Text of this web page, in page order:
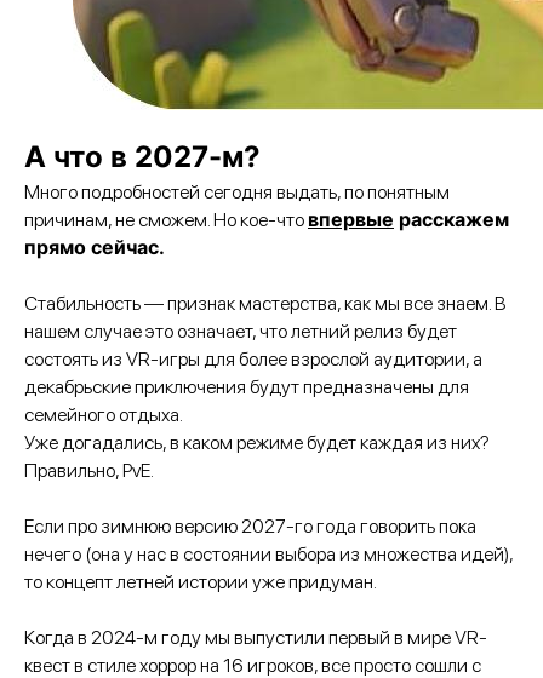
А что в 2027-м?
Много подробностей сегодня выдать, по понятным
причинам, не сможем. Но кое-что впервые расскажем
прямо сейчас.
Стабильность — признак мастерства, как мы все знаем. В
нашем случае это означает, что летний релиз будет
состоять из VR-игры для более взрослой аудитории, а
декабрьские приключения будут предназначены для
семейного отдыха.
Уже догадались, в каком режиме будет каждая из них?
Правильно, PvE.
Если про зимнюю версию 2027-го года говорить пока
нечего (она у нас в состоянии выбора из множества идей),
то концепт летней истории уже придуман.
Когда в 2024-м году мы выпустили первый в мире VR-
квест в стиле хоррор на 16 игроков, все просто сошли с